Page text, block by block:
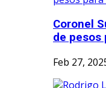
Coronel
de pesos
Feb 27,